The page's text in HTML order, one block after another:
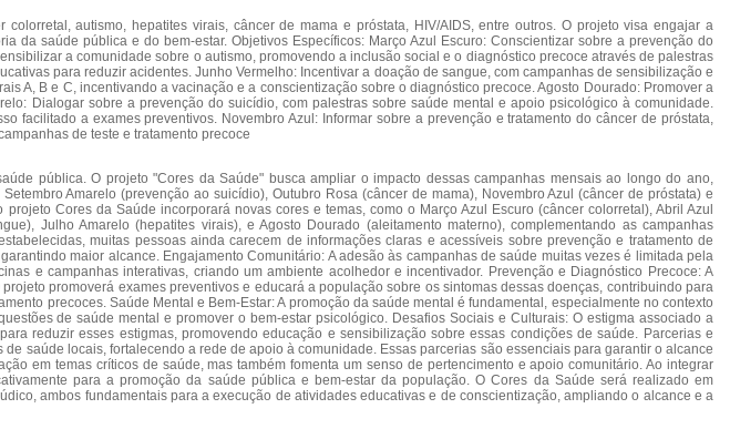
autismo, hepatites virais, câncer de mama e próstata, HIV/AIDS, entre outros. O projeto visa engajar a
saúde pública e do bem-estar. Objetivos Específicos: Março Azul Escuro: Conscientizar sobre a prevenção do
a comunidade sobre o autismo, promovendo a inclusão social e o diagnóstico precoce através de palestras
para reduzir acidentes. Junho Vermelho: Incentivar a doação de sangue, com campanhas de sensibilização e
A, B e C, incentivando a vacinação e a conscientização sobre o diagnóstico precoce. Agosto Dourado: Promover a
Dialogar sobre a prevenção do suicídio, com palestras sobre saúde mental e apoio psicológico à comunidade.
a exames preventivos. Novembro Azul: Informar sobre a prevenção e tratamento do câncer de próstata,
de teste e tratamento precoce
pública. O projeto "Cores da Saúde" busca ampliar o impacto dessas campanhas mensais ao longo do ano,
Amarelo (prevenção ao suicídio), Outubro Rosa (câncer de mama), Novembro Azul (câncer de próstata) e
Cores da Saúde incorporará novas cores e temas, como o Março Azul Escuro (câncer colorretal), Abril Azul
Julho Amarelo (hepatites virais), e Agosto Dourado (aleitamento materno), complementando as campanhas
muitas pessoas ainda carecem de informações claras e acessíveis sobre prevenção e tratamento de
maior alcance. Engajamento Comunitário: A adesão às campanhas de saúde muitas vezes é limitada pela
e campanhas interativas, criando um ambiente acolhedor e incentivador. Prevenção e Diagnóstico Precoce: A
promoverá exames preventivos e educará a população sobre os sintomas dessas doenças, contribuindo para
precoces. Saúde Mental e Bem-Estar: A promoção da saúde mental é fundamental, especialmente no contexto
de saúde mental e promover o bem-estar psicológico. Desafios Sociais e Culturais: O estigma associado a
reduzir esses estigmas, promovendo educação e sensibilização sobre essas condições de saúde. Parcerias e
saúde locais, fortalecendo a rede de apoio à comunidade. Essas parcerias são essenciais para garantir o alcance
em temas críticos de saúde, mas também fomenta um senso de pertencimento e apoio comunitário. Ao integrar
para a promoção da saúde pública e bem-estar da população​. O Cores da Saúde será realizado em
ambos fundamentais para a execução de atividades educativas e de conscientização, ampliando o alcance e a